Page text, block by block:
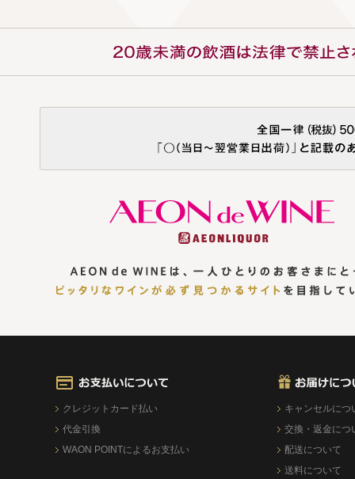
クレジットカード払い
代金引換
WAON POINTによるお支払い
キャンセルにつ
交換・返金につ
配送について
送料について